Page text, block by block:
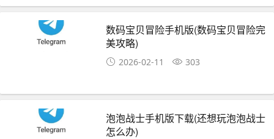
数码宝贝冒险手机版(数码宝贝冒险完
美攻略)
2026-02-11 303
泡泡战士手机版下载(还想玩泡泡战士
怎么办)